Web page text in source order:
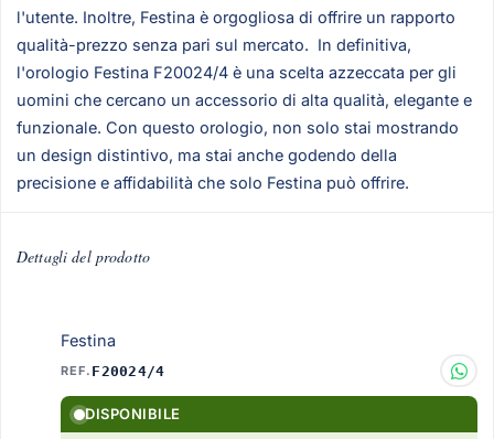
l'utente. Inoltre, Festina è orgogliosa di offrire un rapporto
qualità-prezzo senza pari sul mercato. In definitiva,
l'orologio Festina F20024/4 è una scelta azzeccata per gli
uomini che cercano un accessorio di alta qualità, elegante e
funzionale. Con questo orologio, non solo stai mostrando
un design distintivo, ma stai anche godendo della
precisione e affidabilità che solo Festina può offrire.
Dettagli del prodotto
Festina
REF. F20024/4
DISPONIBILE